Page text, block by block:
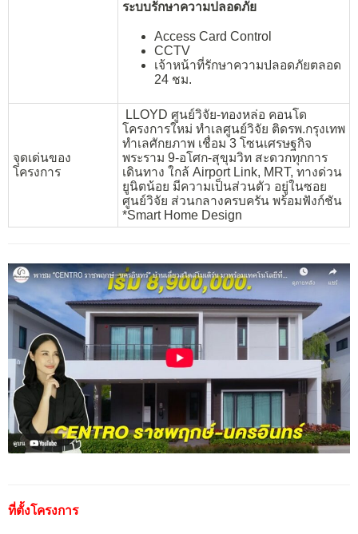
ระบบรักษาความปลอดภัย
Access Card Control
CCTV
เจ้าหน้าที่รักษาความปลอดภัยตลอด
24 ชม.
จุดเด่นของ
โครงการ
LLOYD ศูนย์วิจัย-ทองหล่อ คอนโด
โครงการใหม่ ทำเลศูนย์วิจัย ติดรพ.กรุงเทพ
ทำเลศักยภาพ เชื่อม 3 โซนเศรษฐกิจ
พระราม 9-อโศก-สุขุมวิท สะดวกทุกการ
เดินทาง ใกล้ Airport Link, MRT, ทางด่วน
ยูนิตน้อย มีความเป็นส่วนตัว อยู่ในซอย
ศูนย์วิจัย ส่วนกลางครบครัน พร้อมฟังก์ชัน
*Smart Home Design
ที่ตั้งโครงการ